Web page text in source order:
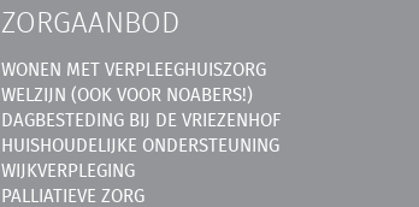
ZORGAANBOD
WONEN MET VERPLEEGHUISZORG
WELZIJN (OOK VOOR NOABERS!)
DAGBESTEDING BIJ DE VRIEZENHOF
HUISHOUDELIJKE ONDERSTEUNING
WIJKVERPLEGING
PALLIATIEVE ZORG